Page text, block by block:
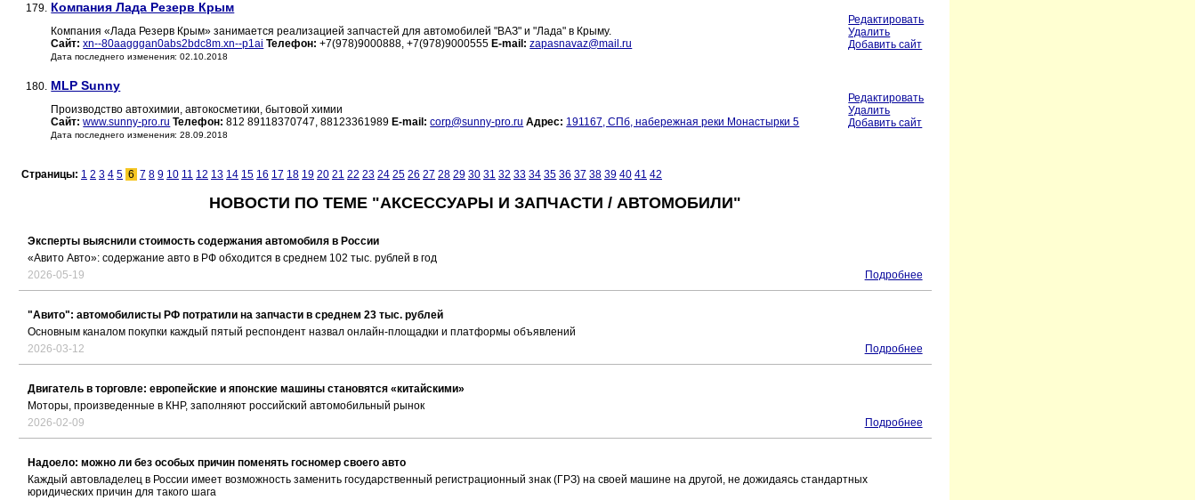
179. Компания Лада Резерв Крым
Компания «Лада Резерв Крым» занимается реализацией запчастей для автомобилей "ВАЗ" и "Лада" в Крыму.
Сайт: xn--80aagggan0abs2bdc8m.xn--p1ai Телефон: +7(978)9000888, +7(978)9000555 E-mail: zapasnavaz@mail.ru
Дата последнего изменения: 02.10.2018
Редактировать
Удалить
Добавить сайт
180. MLP Sunny
Производство автохимии, автокосметики, бытовой химии
Сайт: www.sunny-pro.ru Телефон: 812 89118370747, 88123361989 E-mail: corp@sunny-pro.ru Адрес: 191167, СПб, набережная реки Монастырки 5
Дата последнего изменения: 28.09.2018
Редактировать
Удалить
Добавить сайт
Страницы: 1 2 3 4 5 6 7 8 9 10 11 12 13 14 15 16 17 18 19 20 21 22 23 24 25 26 27 28 29 30 31 32 33 34 35 36 37 38 39 40 41 42
НОВОСТИ ПО ТЕМЕ "АКСЕССУАРЫ И ЗАПЧАСТИ / АВТОМОБИЛИ"
Эксперты выяснили стоимость содержания автомобиля в России
«Авито Авто»: содержание авто в РФ обходится в среднем 102 тыс. рублей в год
2026-05-19
Подробнее
"Авито": автомобилисты РФ потратили на запчасти в среднем 23 тыс. рублей
Основным каналом покупки каждый пятый респондент назвал онлайн-площадки и платформы объявлений
2026-03-12
Подробнее
Двигатель в торговле: европейские и японские машины становятся «китайскими»
Моторы, произведенные в КНР, заполняют российский автомобильный рынок
2026-02-09
Подробнее
Надоело: можно ли без особых причин поменять госномер своего авто
Каждый автовладелец в России имеет возможность заменить государственный регистрационный знак (ГРЗ) на своей машине на другой, не дожидаясь стандартных
юридических причин для такого шага